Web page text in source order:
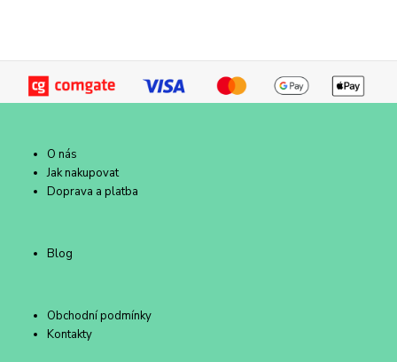
O nás
Jak nakupovat
Doprava a platba
Blog
Obchodní podmínky
Kontakty